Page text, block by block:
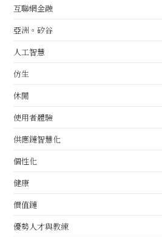
互聯網金融
亞洲。矽谷
人工智慧
仿生
休閒
使用者體驗
供應鏈智慧化
個性化
健康
價值鏈
優勢人才與教練